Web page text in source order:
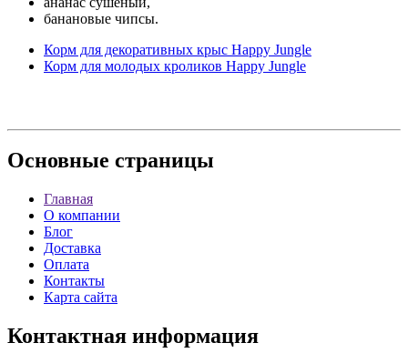
банановые чипсы.
Корм для декоративных крыс Happy Jungle
Корм для молодых кроликов Happy Jungle
Основные страницы
Главная
О компании
Блог
Доставка
Оплата
Контакты
Карта сайта
Контактная информация